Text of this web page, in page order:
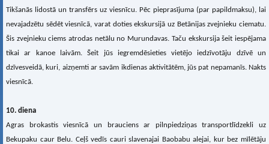
Tikšanās lidostā un transfērs uz viesnīcu. Pēc pieprasījuma (par papildmaksu), lai
nevajadzētu sēdēt viesnīcā, varat doties ekskursijā uz Betānijas zvejnieku ciematu.
Šis zvejnieku ciems atrodas netālu no Murundavas. Taču ekskursija šeit iespējama
tikai ar kanoe laivām. Šeit jūs iegremdēsieties vietējo iedzīvotāju dzīvē un
dzīvesveidā, kuri, aizņemti ar savām ikdienas aktivitātēm, jūs pat nepamanīs. Nakts
viesnīcā.
10. diena
Agras brokastis viesnīcā un brauciens ar pilnpiedziņas transportlīdzekli uz
Bekupaku caur Belu. Ceļš vedīs cauri slavenajai Baobabu alejai, kur bez mīlētāju